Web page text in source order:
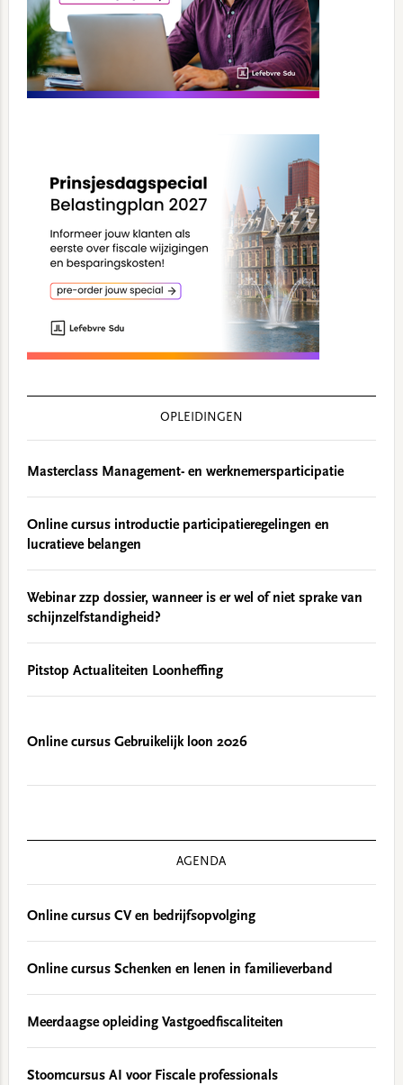
OPLEIDINGEN
Masterclass Management- en werknemersparticipatie
Online cursus introductie participatieregelingen en
lucratieve belangen
Webinar zzp dossier, wanneer is er wel of niet sprake van
schijnzelfstandigheid?
Pitstop Actualiteiten Loonheffing
Online cursus Gebruikelijk loon 2026
AGENDA
Online cursus CV en bedrijfsopvolging
Online cursus Schenken en lenen in familieverband
Meerdaagse opleiding Vastgoedfiscaliteiten
Stoomcursus AI voor Fiscale professionals